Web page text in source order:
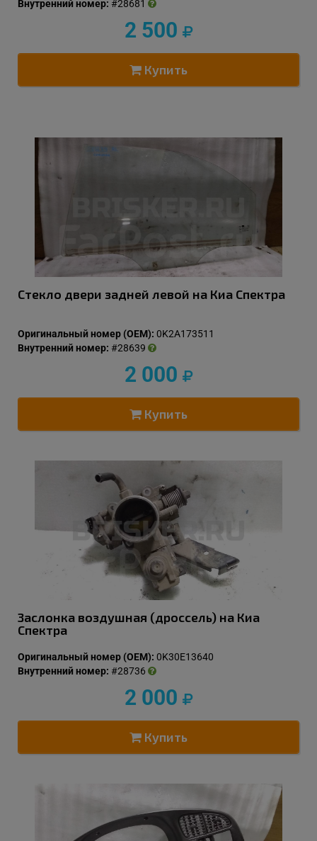
Внутренний номер: #28681
2 500
Купить
Стекло двери задней левой на Киа Спектра
Оригинальный номер (OEM): 0K2A173511
Внутренний номер: #28639
2 000
Купить
Заслонка воздушная (дроссель) на Киа
Спектра
Оригинальный номер (OEM): 0K30E13640
Внутренний номер: #28736
2 000
Купить